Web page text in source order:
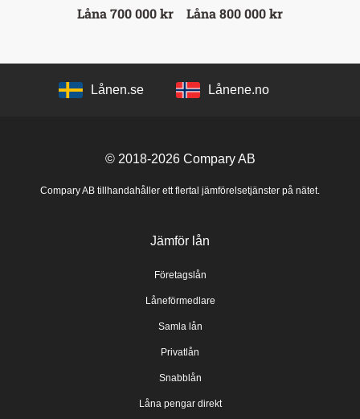
Låna 700 000 kr
Låna 800 000 kr
Lånen.se Lånene.no
© 2018-2026Compary AB
Compary AB tillhandahåller ett flertal jämförelsetjänster på nätet.
Jämför lån
Företagslån
Låneförmedlare
Samla lån
Privatlån
Snabblån
Låna pengar direkt